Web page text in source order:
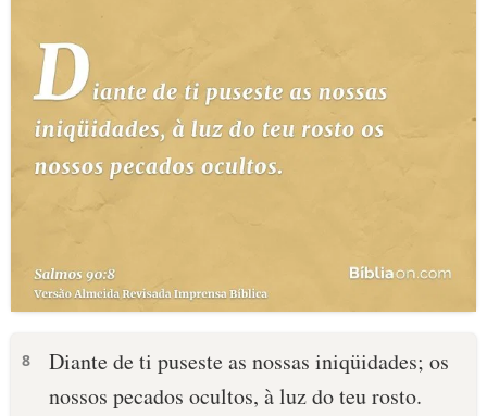
8
Diante de ti puseste as nossas iniqüidades; os
nossos pecados ocultos, à luz do teu rosto.